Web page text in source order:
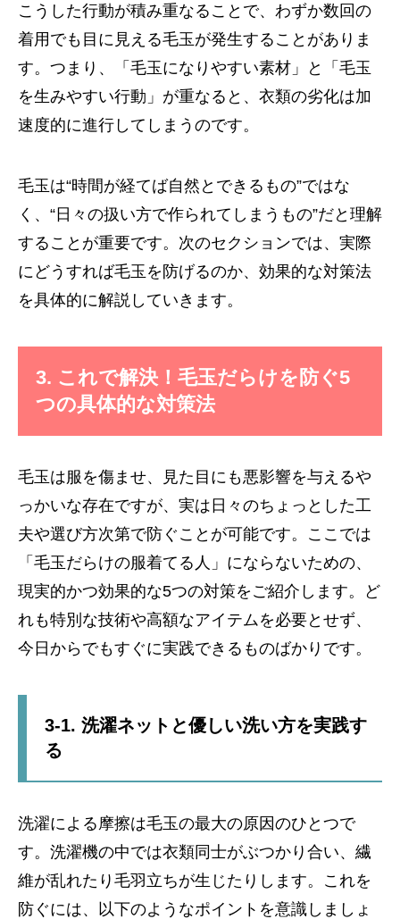
こうした行動が積み重なることで、わずか数回の
着用でも目に見える毛玉が発生することがありま
す。つまり、「毛玉になりやすい素材」と「毛玉
を生みやすい行動」が重なると、衣類の劣化は加
速度的に進行してしまうのです。
毛玉は“時間が経てば自然とできるもの”ではな
く、“日々の扱い方で作られてしまうもの”だと理解
することが重要です。次のセクションでは、実際
にどうすれば毛玉を防げるのか、効果的な対策法
を具体的に解説していきます。
3. これで解決！毛玉だらけを防ぐ5
つの具体的な対策法
毛玉は服を傷ませ、見た目にも悪影響を与えるや
っかいな存在ですが、実は日々のちょっとした工
夫や選び方次第で防ぐことが可能です。ここでは
「毛玉だらけの服着てる人」にならないための、
現実的かつ効果的な5つの対策をご紹介します。ど
れも特別な技術や高額なアイテムを必要とせず、
今日からでもすぐに実践できるものばかりです。
3-1. 洗濯ネットと優しい洗い方を実践す
る
洗濯による摩擦は毛玉の最大の原因のひとつで
す。洗濯機の中では衣類同士がぶつかり合い、繊
維が乱れたり毛羽立ちが生じたりします。これを
防ぐには、以下のようなポイントを意識しましょ